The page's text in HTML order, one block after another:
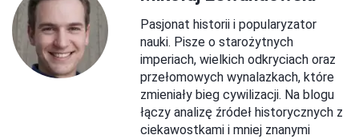
Pasjonat historii i popularyzator
nauki. Pisze o starożytnych
imperiach, wielkich odkryciach oraz
przełomowych wynalazkach, które
zmieniały bieg cywilizacji. Na blogu
łączy analizę źródeł historycznych z
ciekawostkami i mniej znanymi